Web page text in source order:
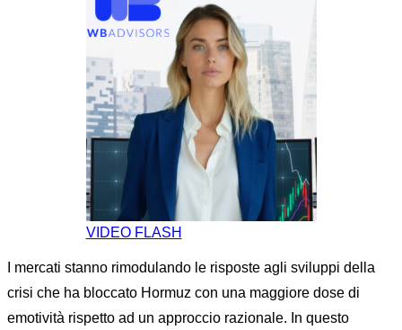
VIDEO FLASH
I mercati stanno rimodulando le risposte agli sviluppi della
crisi che ha bloccato Hormuz con una maggiore dose di
emotività rispetto ad un approccio razionale. In questo